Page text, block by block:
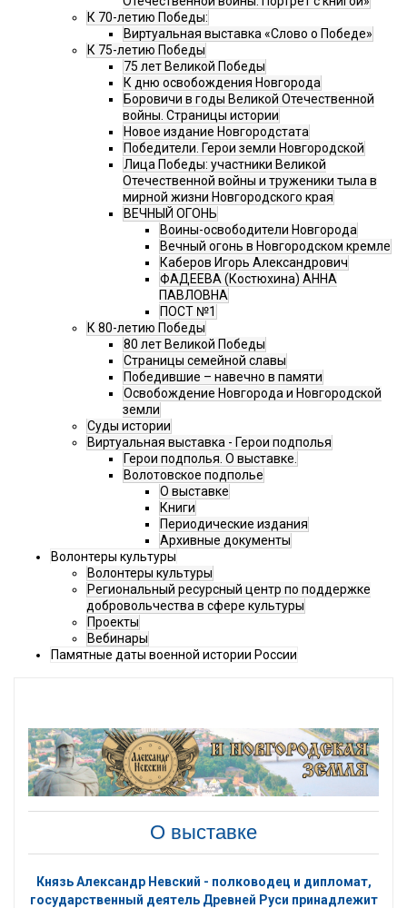
К 70-летию Победы:
Виртуальная выставка «Слово о Победе»
К 75-летию Победы
75 лет Великой Победы
К дню освобождения Новгорода
Боровичи в годы Великой Отечественной
войны. Страницы истории
Новое издание Новгородстата
Победители. Герои земли Новгородской
Лица Победы: участники Великой
Отечественной войны и труженики тыла в
мирной жизни Новгородского края
ВЕЧНЫЙ ОГОНЬ
Воины-освободители Новгорода
Вечный огонь в Новгородском кремле
Каберов Игорь Александрович
ФАДЕЕВА (Костюхина) АННА
ПАВЛОВНА
ПОСТ №1
К 80-летию Победы
80 лет Великой Победы
Страницы семейной славы
Победившие – навечно в памяти
Освобождение Новгорода и Новгородской
земли
Суды истории
Виртуальная выставка - Герои подполья
Герои подполья. О выставке.
Волотовское подполье
О выставке
Книги
Периодические издания
Архивные документы
Волонтеры культуры
Волонтеры культуры
Региональный ресурсный центр по поддержке
добровольчества в сфере культуры
Проекты
Вебинары
Памятные даты военной истории России
О выставке
Князь Александр Невский - полководец и дипломат,
государственный деятель Древней Руси принадлежит